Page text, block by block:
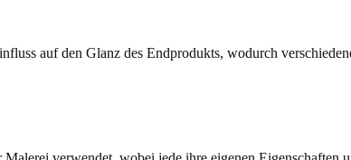
auf den Glanz des Endprodukts, wodurch